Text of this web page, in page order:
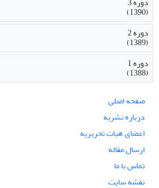
(1390)
دوره 2
(1389)
دوره 1
(1388)
صفحه اصلی
درباره نشریه
اعضای هیات تحریریه
ارسال مقاله
تماس با ما
نقشه سایت